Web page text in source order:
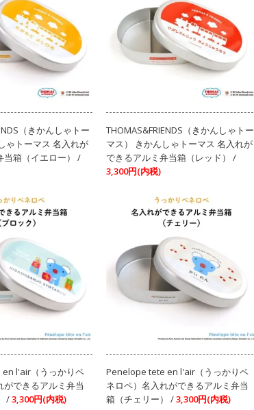
（きかんしゃトー
ゃトーマス 名入れが
当箱（イエロー） /
THOMAS&FRIENDS（きかんしゃトー
マス） きかんしゃトーマス 名入れが
できるアルミ弁当箱（レッド） /
3,300円(内税)
l'air（うっかりペ
ができるアルミ弁当
/3,300円(内税)
Penelope tete en l'air（うっかりペ
ネロペ）名入れができるアルミ弁当
箱（チェリー） /3,300円(内税)